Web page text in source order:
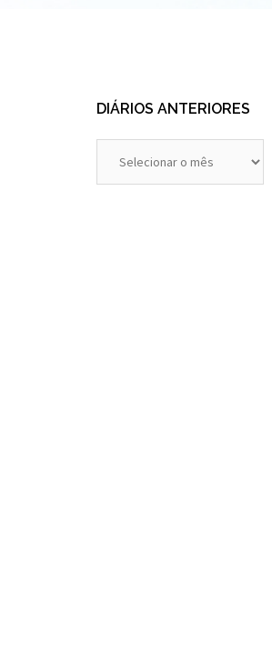
DIÁRIOS ANTERIORES
Anteriores